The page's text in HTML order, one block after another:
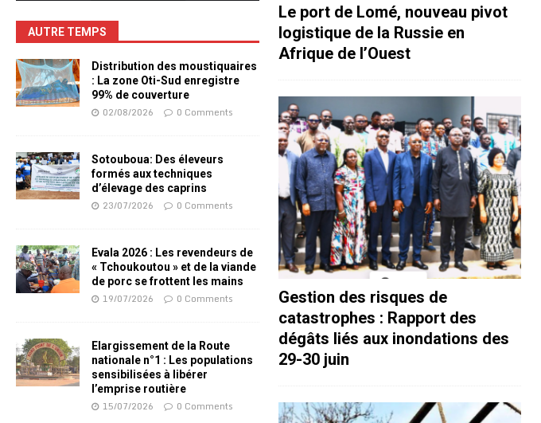
AUTRE TEMPS
Distribution des moustiquaires
: La zone Oti-Sud enregistre
99% de couverture
02/08/2026 0 Comments
Sotouboua: Des éleveurs
formés aux techniques
d’élevage des caprins
23/07/2026 0 Comments
Evala 2026 : Les revendeurs de
« Tchoukoutou » et de la viande
de porc se frottent les mains
19/07/2026 0 Comments
Elargissement de la Route
nationale n°1 : Les populations
sensibilisées à libérer
l’emprise routière
15/07/2026 0 Comments
Le port de Lomé, nouveau pivot
logistique de la Russie en
Afrique de l’Ouest
Gestion des risques de
catastrophes : Rapport des
dégâts liés aux inondations des
29-30 juin